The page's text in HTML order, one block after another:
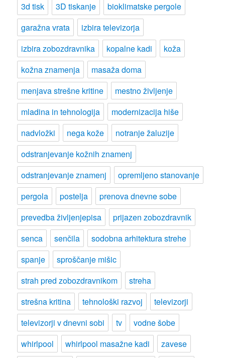
3d tisk 3D tiskanje
bioklimatske pergole
garažna vrata
izbira televizorja
izbira zobozdravnika
kopalne kadi
koža
kožna znamenja
masaža doma
menjava strešne kritine
mestno življenje
mladina in tehnologija
modernizacija hiše
nadvložki
nega kože
notranje žaluzije
odstranjevanje kožnih znamenj
odstranjevanje znamenj
opremljeno stanovanje
pergola
postelja
prenova dnevne sobe
prevedba življenjepisa
prijazen zobozdravnik
senca
senčila
sodobna arhitektura strehe
spanje
sproščanje mišic
strah pred zobozdravnikom
streha
strešna kritina
tehnološki razvoj
televizorji
televizorji v dnevni sobi
tv
vodne šobe
whirlpool
whirlpool masažne kadi zavese